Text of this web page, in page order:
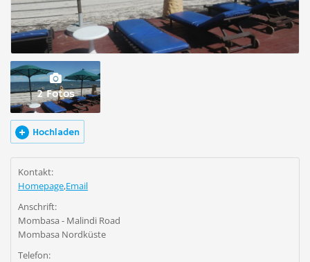
2 Fotos
Hochladen
Kontakt:
Homepage,Email
Anschrift:
Mombasa - Malindi Road
Mombasa Nordküste
Telefon: